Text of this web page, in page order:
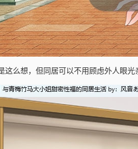
这么想，但同居可以不用顾虑外人眼光